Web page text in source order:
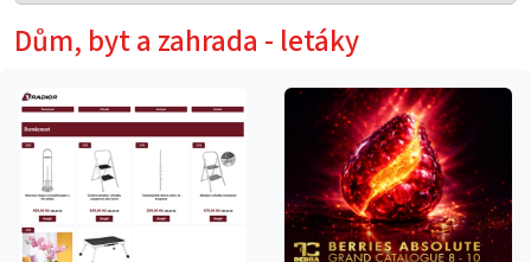
Dům, byt a zahrada - letáky